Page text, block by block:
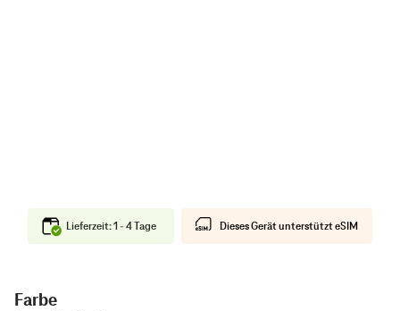
Lieferzeit: 1 - 4 Tage Dieses Gerät unterstützt eSIM
Farbe